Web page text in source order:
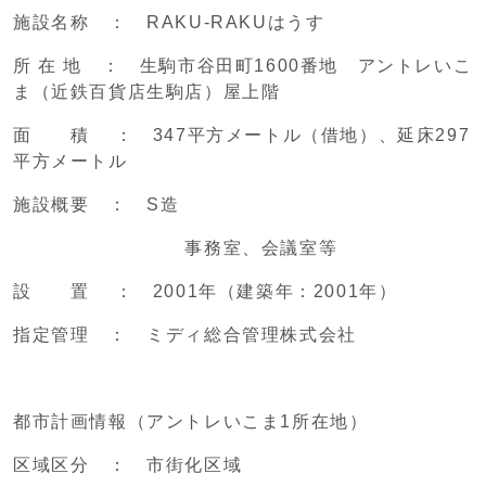
施設名称 ： RAKU-RAKUはうす
所 在 地 ： 生駒市谷田町1600番地 アントレいこ
ま（近鉄百貨店生駒店）屋上階
面 積 ： 347平方メートル（借地）、延床297
平方メートル
施設概要 ： S造
事務室、会議室等
設 置 ： 2001年（建築年：2001年）
指定管理 ： ミディ総合管理株式会社
都市計画情報（アントレいこま1所在地）
区域区分 ： 市街化区域